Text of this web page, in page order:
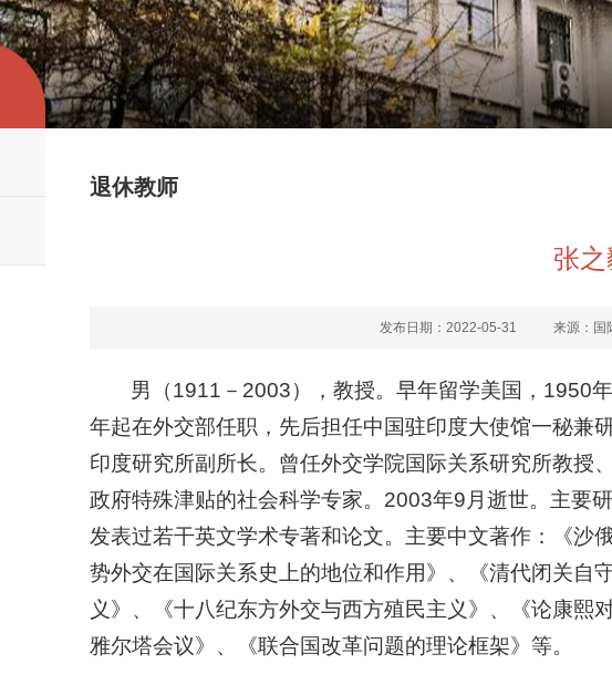
退休教师
张之
发布日期：2022-05-31 来源：国
男（1911－2003），教授。早年留学美国，1950
年起在外交部任职，先后担任中国驻印度大使馆一秘兼
印度研究所副所长。曾任外交学院国际关系研究所教授
政府特殊津贴的社会科学专家。2003年9月逝世。主要
发表过若干英文学术专著和论文。主要中文著作：《沙
势外交在国际关系史上的地位和作用》、《清代闭关自
义》、《十八纪东方外交与西方殖民主义》、《论康熙
雅尔塔会议》、《联合国改革问题的理论框架》等。